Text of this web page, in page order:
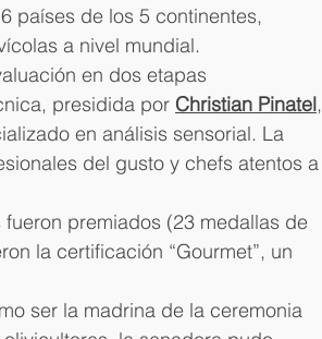
países de los 5 continentes,
a nivel mundial.
en dos etapas
presidida por Christian Pinatel,
en análisis sensorial. La
del gusto y chefs atentos a
premiados (23 medallas de
la certificación “Gourmet”, un
ser la madrina de la ceremonia